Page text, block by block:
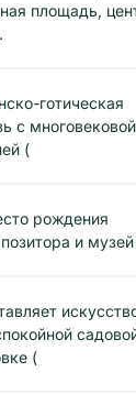
площадь,
готическая
с многовековой
(
рождения
и
(